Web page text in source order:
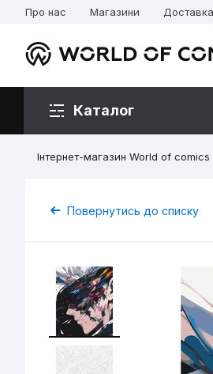
Про нас Магазини
Каталог
Інтернет-магазин World of comics
Повернутись до списку